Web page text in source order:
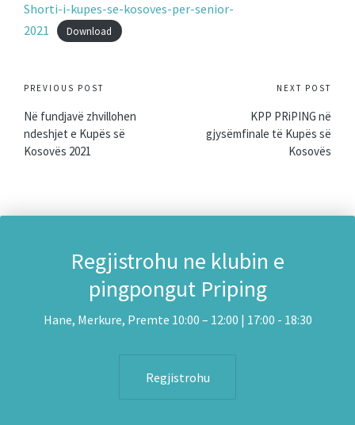
Shorti-i-kupes-se-kosoves-per-senior-
2021
Download
Post
navigation
PREVIOUS POST
Në fundjavë zhvillohen
ndeshjet e Kupës së
Kosovës 2021
NEXT POST
KPP PRiPING në
gjysëmfinale të Kupës së
Kosovës
Regjistrohu ne klubin e
pingpongut Priping
Hane, Merkure, Premte 10:00 – 12:00 | 17:00 - 18:30
Regjistrohu